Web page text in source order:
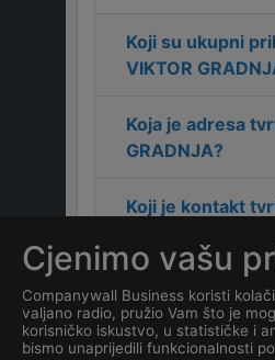
Koji su ukupni
VIKTOR
Koja je adresa
GRADNJA?
Koji je kontakt
Koliko ima
kompanija
GRADNJA?
Cjenimo vašu
Companywall Business koristi
valjano radio, pružio Vam što je
korisničko iskustvo, u statističke i
bismo unaprijedili funkcionalnosti